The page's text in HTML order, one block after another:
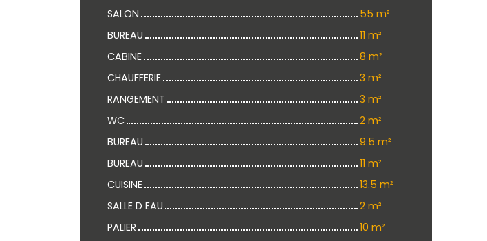
SALON
55 m²
BUREAU
11 m²
CABINE
8 m²
CHAUFFERIE
3 m²
RANGEMENT
3 m²
WC
2 m²
BUREAU
9.5 m²
BUREAU
11 m²
CUISINE
13.5 m²
SALLE D EAU
2 m²
PALIER
10 m²